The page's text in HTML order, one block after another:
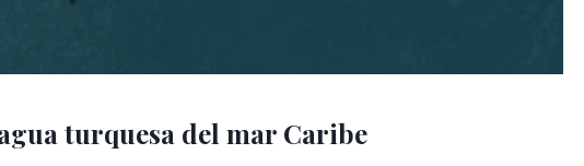
turquesa del mar Caribe